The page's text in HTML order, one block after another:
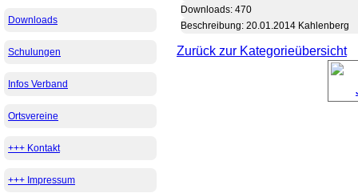
Downloads
Schulungen
Infos Verband
Ortsvereine
+++ Kontakt
+++ Impressum
Downloads: 470
Beschreibung: 20.01.2014 Kahlenberg
Zurück zur Kategorieübersicht